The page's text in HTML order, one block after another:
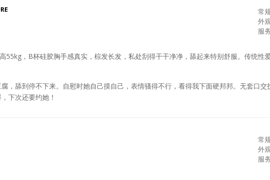
常
外
服
55kg，B杯硅胶胸手感真实，棕发长发，私处刮得干干净净，舔起来特别舒服。传统性
，舔到停不下来。自慰时她自己摸自己，表情骚得不行，看得我下面硬邦邦。无套口
下次还要约她！
常
外
服